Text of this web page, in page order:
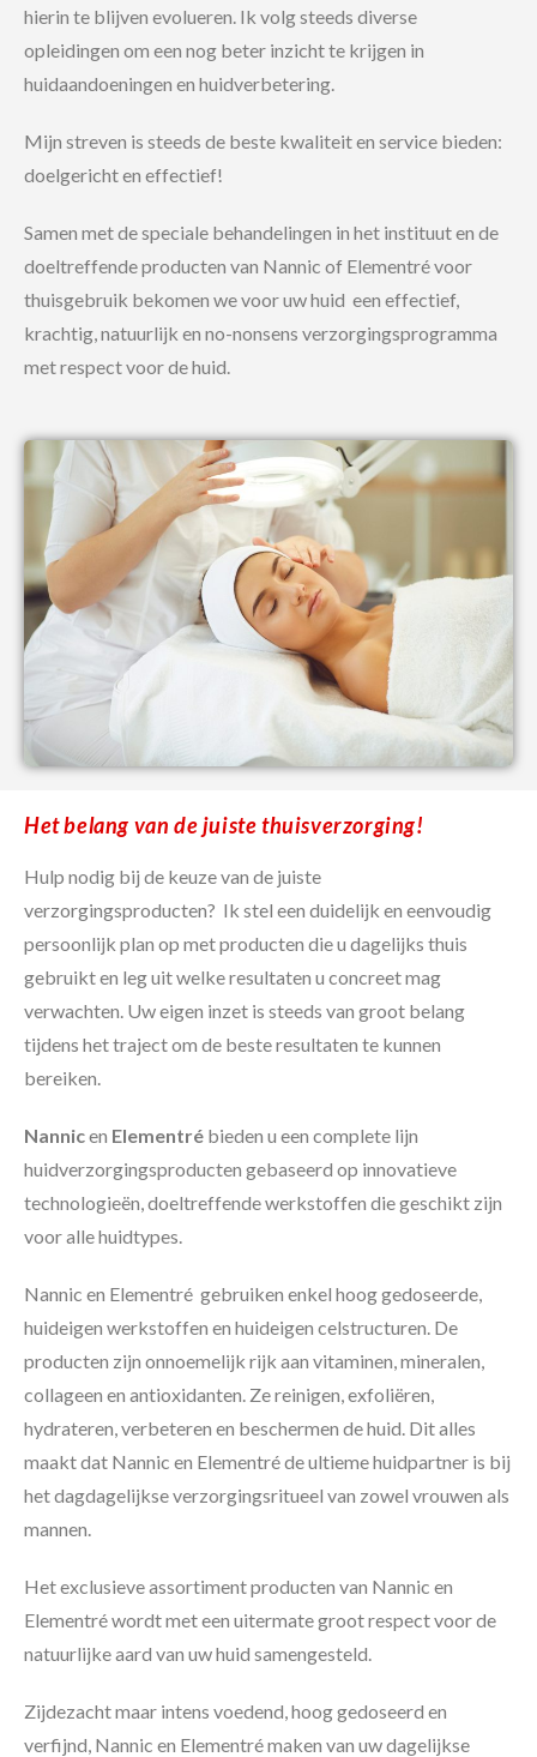
hierin te blijven evolueren. Ik volg steeds diverse
opleidingen om een nog beter inzicht te krijgen in
huidaandoeningen en huidverbetering.
Mijn streven is steeds de beste kwaliteit en service bieden:
doelgericht en effectief!
Samen met de speciale behandelingen in het instituut en de
doeltreffende producten van Nannic of Elementré voor
thuisgebruik bekomen we voor uw huid een effectief,
krachtig, natuurlijk en no-nonsens verzorgingsprogramma
met respect voor de huid.
Het belang van de juiste thuisverzorging!
Hulp nodig bij de keuze van de juiste
verzorgingsproducten? Ik stel een duidelijk en eenvoudig
persoonlijk plan op met producten die u dagelijks thuis
gebruikt en leg uit welke resultaten u concreet mag
verwachten. Uw eigen inzet is steeds van groot belang
tijdens het traject om de beste resultaten te kunnen
bereiken.
Nannicen Elementré bieden u een complete lijn
huidverzorgingsproducten gebaseerd op innovatieve
technologieën, doeltreffende werkstoffen die geschikt zijn
voor alle huidtypes.
Nannic en Elementré gebruiken enkel hoog gedoseerde,
huideigen werkstoffen en huideigen celstructuren. De
producten zijn onnoemelijk rijk aan vitaminen, mineralen,
collageen en antioxidanten. Ze reinigen, exfoliëren,
hydrateren, verbeteren en beschermen de huid. Dit alles
maakt dat Nannic en Elementré de ultieme huidpartner is bij
het dagdagelijkse verzorgingsritueel van zowel vrouwen als
mannen.
Het exclusieve assortiment producten van Nannic en
Elementré wordt met een uitermate groot respect voor de
natuurlijke aard van uw huid samengesteld.
Zijdezacht maar intens voedend, hoog gedoseerd en
verfijnd, Nannic en Elementré maken van uw dagelijkse